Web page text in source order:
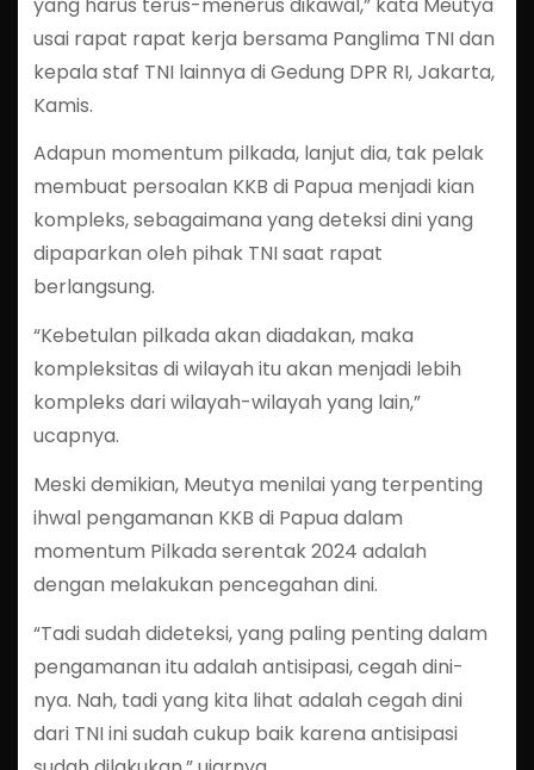
usai rapat rapat kerja bersama Panglima TNI dan
kepala staf TNI lainnya di Gedung DPR RI, Jakarta,
Kamis.
Adapun momentum pilkada, lanjut dia, tak pelak
membuat persoalan KKB di Papua menjadi kian
kompleks, sebagaimana yang deteksi dini yang
dipaparkan oleh pihak TNI saat rapat
berlangsung.
“Kebetulan pilkada akan diadakan, maka
kompleksitas di wilayah itu akan menjadi lebih
kompleks dari wilayah-wilayah yang lain,”
ucapnya.
Meski demikian, Meutya menilai yang terpenting
ihwal pengamanan KKB di Papua dalam
momentum Pilkada serentak 2024 adalah
dengan melakukan pencegahan dini.
“Tadi sudah dideteksi, yang paling penting dalam
pengamanan itu adalah antisipasi, cegah dini-
nya. Nah, tadi yang kita lihat adalah cegah dini
dari TNI ini sudah cukup baik karena antisipasi